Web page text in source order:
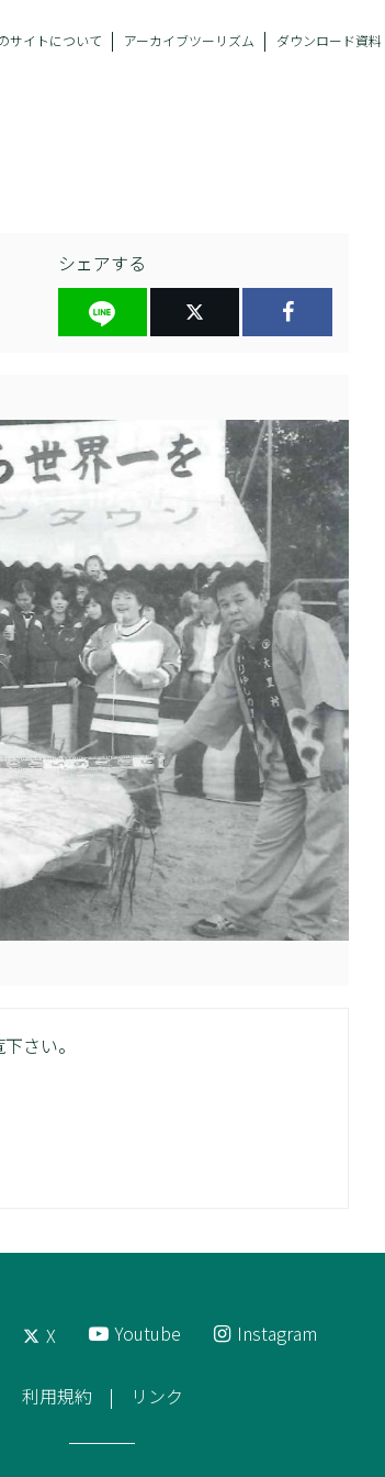
サイトについて アーカイブツーリズム ダウンロード資料
シェアする
さい。
X Youtube Instagram
利用規約 リンク